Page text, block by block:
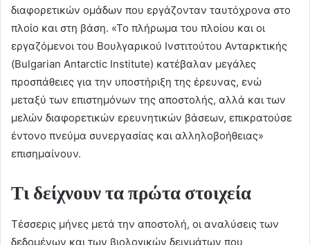
διαφορετικών ομάδων που εργάζονταν ταυτόχρονα στο
πλοίο και στη βάση. «Το πλήρωμα του πλοίου και οι
εργαζόμενοι του Βουλγαρικού Ινστιτούτου Ανταρκτικής
(Bulgarian Antarctic Institute) κατέβαλαν μεγάλες
προσπάθειες για την υποστήριξη της έρευνας, ενώ
μεταξύ των επιστημόνων της αποστολής, αλλά και των
μελών διαφορετικών ερευνητικών βάσεων, επικρατούσε
έντονο πνεύμα συνεργασίας και αλληλοβοήθειας»
επισημαίνουν.
Τι δείχνουν τα πρώτα στοιχεία
Τέσσερις μήνες μετά την αποστολή, οι αναλύσεις των
δεδομένων και των βιολογικών δειγμάτων που